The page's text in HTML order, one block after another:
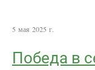
5 мая 2025 г.
Победа в